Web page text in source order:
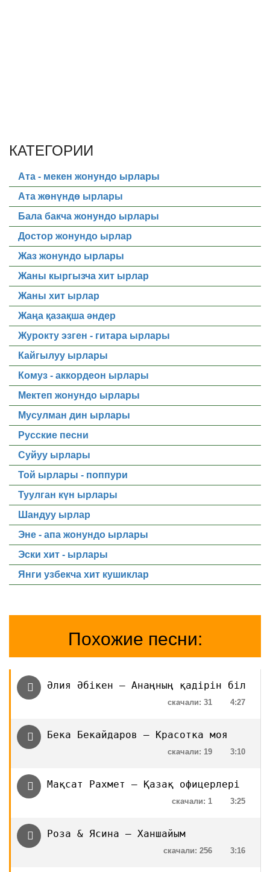
КАТЕГОРИИ
Ата - мекен жонундо ырлары
Ата жөнүндө ырлары
Бала бакча жонундо ырлары
Достор жонундо ырлар
Жаз жонундо ырлары
Жаны кыргызча хит ырлар
Жаны хит ырлар
Жаңа қазақша әндер
Журокту эзген - гитара ырлары
Кайгылуу ырлары
Комуз - аккордеон ырлары
Мектеп жонундо ырлары
Мусулман дин ырлары
Русские песни
Суйуу ырлары
Той ырлары - поппури
Туулган күн ырлары
Шандуу ырлар
Эне - апа жонундо ырлары
Эски хит - ырлары
Янги узбекча хит кушиклар
Похожие песни:
Әлия Әбікен — Анаңның қадірін біл
4:27
скачали: 31
Бека Бекайдаров — Красотка моя
3:10
скачали: 19
Мақсат Рахмет — Қазақ офицерлері
3:25
скачали: 1
Роза & Ясина — Ханшайым
3:16
скачали: 256